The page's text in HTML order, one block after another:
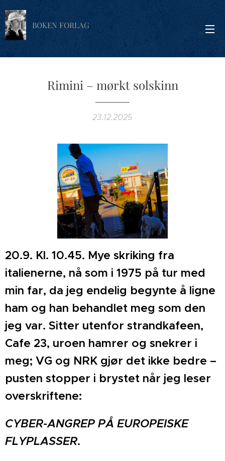
BOKEN FORLAG
Rimini – mørkt solskinn
23.12.2025
20.9. Kl. 10.45. Mye skriking fra
italienerne, nå som i 1975 på tur med
min far, da jeg endelig begynte å ligne
ham og han behandlet meg som den
jeg var. Sitter utenfor strandkafeen,
Cafe 23, uroen hamrer og snekrer i
meg;­ VG og NRK gjør det ikke bedre –
pusten stopper i brystet når jeg leser
overskriftene:
CYBER-ANGREP PÅ EUROPEISKE
FLYPLASSER.